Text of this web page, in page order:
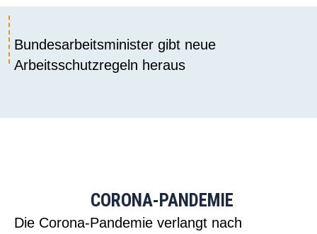
Bundesarbeitsminister gibt neue
Arbeitsschutzregeln heraus
CORONA-PANDEMIE
Die Corona-Pandemie verlangt nach